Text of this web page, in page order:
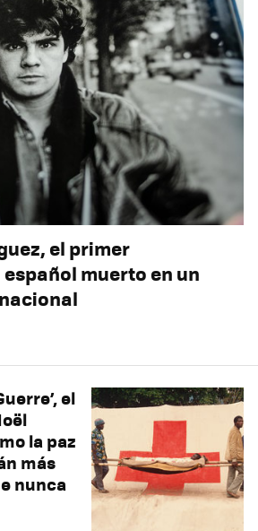
el primer
muerto en un
el
la paz
más
nunca